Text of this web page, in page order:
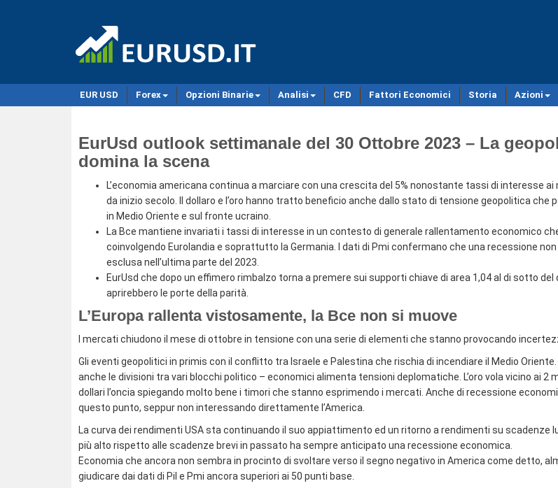
EUR USD Forex Opzioni Binarie Analisi CFD Fattori Economici Storia Azioni
EurUsd outlook settimanale del 30 Ottobre 2023 – La
domina la scena
L’economia americana continua a marciare con una crescita del 5% nonostante tassi di interesse ai
da inizio secolo. Il dollaro e l’oro hanno tratto beneficio anche dallo stato di tensione geopolitica che
in Medio Oriente e sul fronte ucraino.
La Bce mantiene invariati i tassi di interesse in un contesto di generale rallentamento economico
coinvolgendo Eurolandia e soprattutto la Germania. I dati di Pmi confermano che una recessione non
esclusa nell’ultima parte del 2023.
EurUsd che dopo un effimero rimbalzo torna a premere sui supporti chiave di area 1,04 al di sotto del
aprirebbero le porte della parità.
L’Europa rallenta vistosamente, la Bce non si muove
I mercati chiudono il mese di ottobre in tensione con una serie di elementi che stanno provocando
Gli eventi geopolitici in primis con il conflitto tra Israele e Palestina che rischia di incendiare il Medio Oriente.
anche le divisioni tra vari blocchi politico – economici alimenta tensioni deplomatiche. L’oro vola vicino ai 2
dollari l’oncia spiegando molto bene i timori che stanno esprimendo i mercati. Anche di recessione
questo punto, seppur non interessando direttamente l’America.
La curva dei rendimenti USA sta continuando il suo appiattimento ed un ritorno a rendimenti su scadenze
più alto rispetto alle scadenze brevi in passato ha sempre anticipato una recessione economica.
Economia che ancora non sembra in procinto di svoltare verso il segno negativo in America come detto,
giudicare dai dati di Pil e Pmi ancora superiori ai 50 punti base.